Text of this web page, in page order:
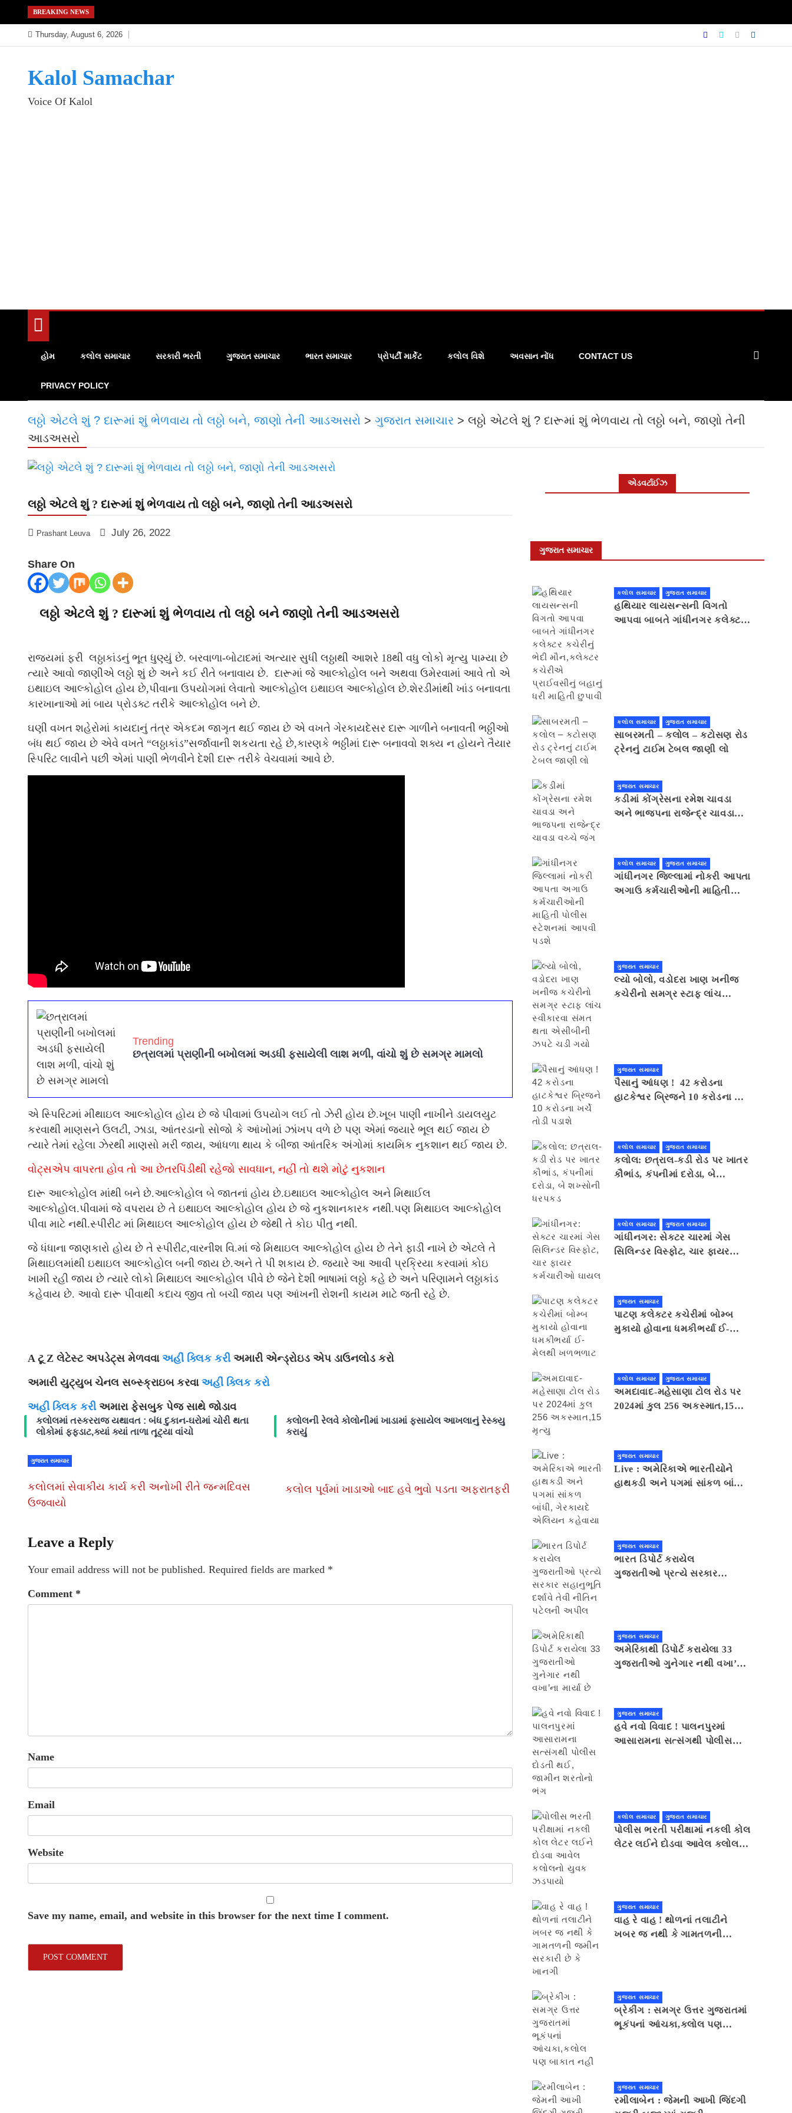
to
content
BREAKING NEWS
Thursday, August 6, 2026
Kalol Samachar
Voice Of Kalol
હોમ કલોલ સમાચાર સરકારી ભરતી ગુજરાત સમાચાર ભારત સમાચાર પ્રોપર્ટી માર્કેટ કલોલ વિશે અવસાન નોંધ CONTACT US
PRIVACY POLICY
લઠ્ઠો એટલે શું ? દારૂમાં શું ભેળવાય તો લઠ્ઠો બને, જાણો તેની આડઅસરો > ગુજરાત સમાચાર > લઠ્ઠો એટલે શું ? દારૂમાં શું ભેળવાય તો લઠ્ઠો બને, જાણો તેની
આડઅસરો
લઠ્ઠો એટલે શું ? દારૂમાં શું ભેળવાય તો લઠ્ઠો બને, જાણો તેની આડઅસરો
Prashant Leuva July 26, 2022
Share On
લઠ્ઠો એટલે શું ? દારૂમાં શું ભેળવાય તો લઠ્ઠો બને જાણો તેની આડઅસરો
રાજ્યમાં ફરી લઠ્ઠાકાંડનું ભૂત ધુણ્યું છે. બરવાળા-બોટાદમાં અત્યાર સુધી લઠ્ઠાથી આશરે 18થી વધુ લોકો મૃત્યુ પામ્યા છે
ત્યારે આવો જાણીએ લઠ્ઠો શું છે અને કઈ રીતે બનાવાય છે. દારૂમાં જે આલ્કોહોલ બને અથવા ઉમેરવામાં આવે તો એ
ઇથાઇલ આલ્કોહોલ હોય છે,પીવાના ઉપયોગમાં લેવાતો આલ્કોહોલ ઇથાઇલ આલ્કોહોલ છે.શેરડીમાંથી ખાંડ બનાવતા
કારખાનાઓ માં બાય પ્રોડક્ટ તરીકે આલ્કોહોલ બને છે.
ઘણી વખત શહેરોમાં કાયદાનું તંત્ર એકદમ જાગૃત થઈ જાય છે એ વખતે ગેરકાયદેસર દારૂ ગાળીને બનાવતી ભઠ્ઠીઓ
બંધ થઈ જાય છે એવે વખતે “લઠ્ઠાકાંડ”સર્જાવાની શકયતા રહે છે,કારણકે ભઠ્ઠીમાં દારૂ બનાવવો શક્ય ન હોયને તૈયાર
સ્પિરિટ લાવીને પછી એમાં પાણી ભેળવીને દેશી દારૂ તરીકે વેચવામાં આવે છે.
Trending
છત્રાલમાં પ્રાણીની બખોલમાં અડધી ફસાયેલી લાશ મળી, વાંચો શું છે સમગ્ર મામલો
એ સ્પિરિટમાં મીથાઇલ આલ્કોહોલ હોય છે જે પીવામાં ઉપયોગ લઈ તો ઝેરી હોય છે.ખૂબ પાણી નાખીને ડાયલયુટ
કરવાથી માણસને ઉલટી, ઝાડા, આંતરડાનો સોજો કે આંખોમાં ઝાંખપ વળે છે પણ એમાં જ્યારે ભૂલ થઈ જાય છે
ત્યારે તેમાં રહેલા ઝેરથી માણસો મરી જાય, આંધળા થાય કે બીજા આંતરિક અંગોમાં કાયમિક નુકશાન થઈ જાય છે.
વોટ્સએપ વાપરતા હોવ તો આ છેતરપિંડીથી રહેજો સાવધાન, નહીં તો થશે મોટું નુકશાન
દારૂ આલ્કોહોલ માંથી બને છે.આલ્કોહોલ બે જાતનાં હોય છે.ઇથાઇલ આલ્કોહોલ અને મિથાઈલ
આલ્કોહોલ.પીવામાં જે વપરાય છે તે ઇથાઇલ આલ્કોહોલ હોય છે જે નુકશાનકારક નથી.પણ મિથાઇલ આલ્કોહોલ
પીવા માટે નથી.સ્પીરીટ માં મિથાઇલ આલ્કોહોલ હોય છે જેથી તે કોઇ પીતુ નથી.
જે ધંધાના જાણકારો હોય છે તે સ્પીરીટ,વારનીશ વિ.માં જે મિથાઇલ આલ્કોહોલ હોય છે તેને ફાડી નાખે છે એટલે તે
મિથાઇલમાંથી ઇથાઇલ આલ્કોહોલ બની જાય છે.અને તે પી શકાય છે. જ્યારે આ આવી પ્રક્રિયા કરવામાં કોઇ
ખામી રહી જાય છે ત્યારે લોકો મિથાઇલ આલ્કોહોલ પીવે છે જેને દેશી ભાષામાં લઠ્ઠો કહે છે અને પરિણામને લઠ્ઠાકાંડ
કહેવાય છે. આવો દારૂ પીવાથી કદાચ જીવ તો બચી જાય પણ આંખની રોશની કાયમ માટે જતી રહે છે.
A ટૂ Z લેટેસ્ટ અપડેટ્સ મેળવવા અહીં ક્લિક કરી અમારી એન્ડ્રોઇડ એપ ડાઉનલોડ કરો
અમારી યુટ્યુબ ચેનલ સબ્સ્ક્રાઇબ કરવા અહીં ક્લિક કરો
અહીં ક્લિક કરી અમારા ફેસબુક પેજ સાથે જોડાવ
કલોલમાં તસ્કરરાજ યથાવત : બંધ દુકાન-ઘરોમાં ચોરી થતા
લોકોમાં ફફડાટ,ક્યાં ક્યાં તાળા તૂટ્યા વાંચો
કલોલની રેલવે કોલોનીમાં ખાડામાં ફસાયેલ આખલાનું રેસ્ક્યુ
કરાયું
ગુજરાત સમાચાર
કલોલમાં સેવાકીય કાર્ય કરી અનોખી રીતે જન્મદિવસ
ઉજવાયો
કલોલ પૂર્વમાં ખાડાઓ બાદ હવે ભુવો પડતા અફરાતફરી
Leave a Reply
Your email address will not be published. Required fields are marked *
Comment *
Name
Email
Website
Save my name, email, and website in this browser for the next time I comment.
એડવર્ટાઈઝ
ગુજરાત સમાચાર
કલોલ સમાચાર ગુજરાત સમાચાર
હથિયાર લાયસન્સની વિગતો
આપવા બાબતે ગાંધીનગર કલેક્ટર
કલોલ સમાચાર ગુજરાત સમાચાર
સાબરમતી – કલોલ – કટોસણ રોડ
ટ્રેનનું ટાઈમ ટેબલ જાણી લો
ગુજરાત સમાચાર
કડીમાં કોંગ્રેસના રમેશ ચાવડા
અને ભાજપના રાજેન્દ્ર ચાવડા
કલોલ સમાચાર ગુજરાત સમાચાર
ગાંધીનગર જિલ્લામાં નોકરી આપતા
અગાઉ કર્મચારીઓની માહિતી
ગુજરાત સમાચાર
લ્યો બોલો, વડોદરા ખાણ ખનીજ
કચેરીનો સમગ્ર સ્ટાફ લાંચ
ગુજરાત સમાચાર
પૈસાનું આંધણ ! 42 કરોડના
હાટકેશ્વર બ્રિજને 10 કરોડના ખર્ચે
કલોલ સમાચાર ગુજરાત સમાચાર
કલોલ: છત્રાલ-કડી રોડ પર ખાતર
કૌભાંડ, કંપનીમાં દરોડા, બે
કલોલ સમાચાર ગુજરાત સમાચાર
ગાંધીનગર: સેક્ટર ચારમાં ગેસ
સિલિન્ડર વિસ્ફોટ, ચાર ફાયર
ગુજરાત સમાચાર
પાટણ કલેકટર કચેરીમાં બોમ્બ
મુકાયો હોવાના ધમકીભર્યા ઈ-
કલોલ સમાચાર ગુજરાત સમાચાર
અમદાવાદ-મહેસાણા ટોલ રોડ પર
2024માં કુલ 256 અકસ્માત,15
ગુજરાત સમાચાર
Live : અમેરિકાએ ભારતીયોને
હાથકડી અને પગમાં સાંકળ બાંધી,
ગુજરાત સમાચાર
ભારત ડિપોર્ટ કરાયેલ
ગુજરાતીઓ પ્રત્યે સરકાર
ગુજરાત સમાચાર
અમેરિકાથી ડિપોર્ટ કરાયેલા 33
ગુજરાતીઓ ગુનેગાર નથી વખા’ના
ગુજરાત સમાચાર
હવે નવો વિવાદ ! પાલનપુરમાં
આસારામના સત્સંગથી પોલીસ
કલોલ સમાચાર ગુજરાત સમાચાર
પોલીસ ભરતી પરીક્ષામાં નકલી કોલ
લેટર લઈને દોડવા આવેલ કલોલનો
ગુજરાત સમાચાર
વાહ રે વાહ ! થોળનાં તલાટીને
ખબર જ નથી કે ગામતળની
ગુજરાત સમાચાર
બ્રેકીંગ : સમગ્ર ઉત્તર ગુજરાતમાં
ભૂકંપનાં આંચકા,કલોલ પણ
ગુજરાત સમાચાર
રમીલાબેન : જેમની આખી જિંદગી